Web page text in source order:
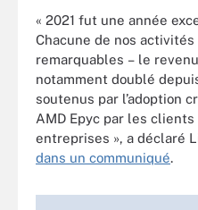
« 2021 fut une année
Chacune de nos
remarquables – le
notamment doublé
soutenus par l’adoption
AMD Epyc par les
entreprises », a déclaré
dans un communiqué.